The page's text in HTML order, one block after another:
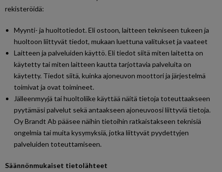
rekisteröidä:
Myynti- ja huoltotiedot. Eli ostoon, laitteen tekniseen tukeen ja
huoltoon liittyvät tiedot, mukaan luettuna valitukset ja vaateet
Laitteen ja palveluiden käyttö. Eli tiedot siitä miten laitetta on
käytetty tai miten laitteen kautta tarjottavia palveluita on
käytetty. Tiedot siitä, kuinka ajoneuvon moottori ja järjestelmä
toimivat ja ovat toimineet.
Jälleenmyyjä tai huoltoliike käyttää näitä tietoja toteuttaakseen
pyytämäsi palvelut sekä antaakseen ajoneuvoosi liittyviä tietoja.
Oy Brandt Ab pääsee näihin tietoihin ratkaistakseen teknisiä
ongelmia tai muita kysymyksiä, jotka liittyvät pyydettyjen
palveluiden toteuttamiseen.
Säännönmukaiset tietolähteet